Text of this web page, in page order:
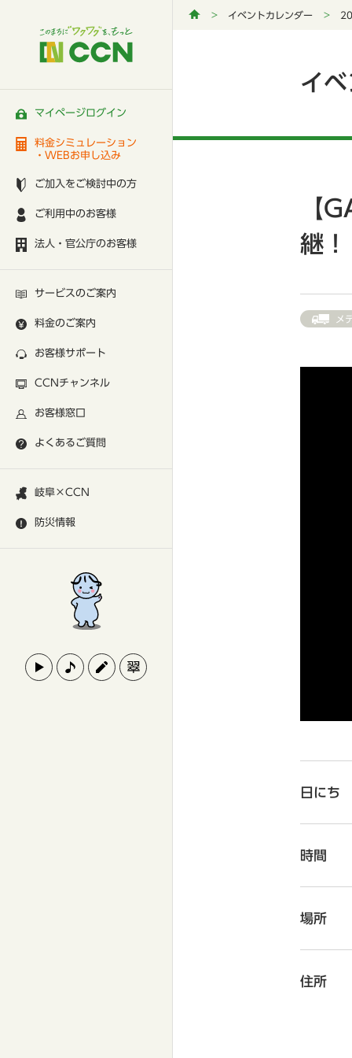
マイページログイン
料金シミュレーション
・WEBお申し込み
ご加入をご検討中の方
ご利用中のお客様
法人・官公庁のお客様
サービスのご案内
料金のご案内
お客様サポート
CCNチャンネル
お客様窓口
よくあるご質問
岐阜×CCN
防災情報
イベントカレンダー
イ
【
継！
メ
日にち
時間
場所
住所